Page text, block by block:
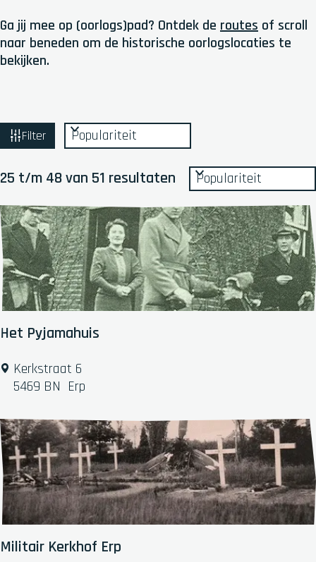
Ga jij mee op (oorlogs)pad? Ontdek de routes of scroll
naar beneden om de historische oorlogslocaties te
bekijken.
W
a
t
z
o
e
k
j
e
Filter
o
t
e
e
r
o
p
25 t/m 48 van 51 resultaten
S
r
t
e
e
r
o
p
:Het Pyjamahuis
H
P
y
j
a
m
a
h
u
Kerkstraat 6
5469 BN Erp
Militair Kerkhof Erp